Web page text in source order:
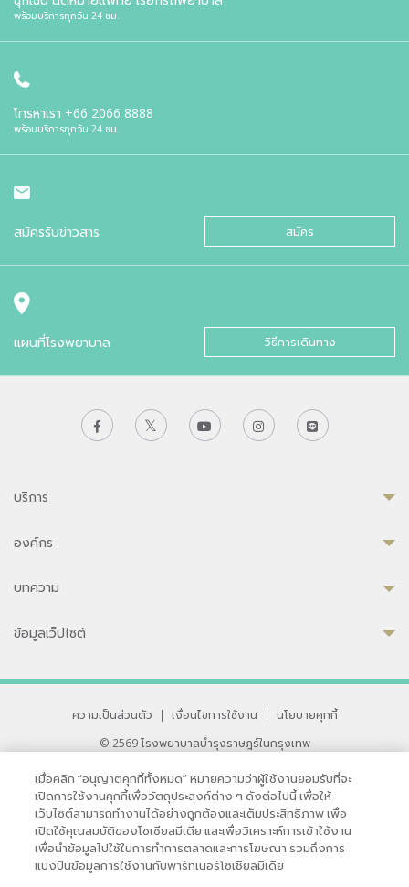
พร้อมบริการทุกวัน 24 ชม.
โทรหาเรา +66 2066 8888
พร้อมบริการทุกวัน 24 ชม.
สมัครรับข่าวสาร สมัคร
แผนที่โรงพยาบาล วิธีการเดินทาง
บริการ
องค์กร
บทความ
ข้อมูลเว็ปไซต์
ความเป็นส่วนตัว | เงื่อนไขการใช้งาน |
นโยบายคุกกี้
© 2569 โรงพยาบาลบำรุงราษฎร์ในกรุงเทพ
33 สุขุมวิท ซอย 3 เขตวัฒนา กรุงเทพ 10110 ประเทศไทย
หากท่านมีข้อคิดเห็นหรือปัญหาในการใช้เว็บไซต์ของเรา
เมื่อคลิก “อนุญาตคุกกี้ทั้งหมด” หมายความว่าผู้ใช้งานยอมรับที่จะ
เปิดการใช้งานคุกกี้เพื่อวัตถุประสงค์ต่าง ๆ ดังต่อไปนี้ เพื่อให้
เว็บไซต์สามารถทำงานได้อย่างถูกต้องและเต็มประสิทธิภาพ เพื่อ
เปิดใช้คุณสมบัติของโซเชียลมีเดีย และเพื่อวิเคราะห์การเข้าใช้งาน
เพื่อนำข้อมูลไปใช้ในการทำการตลาดและการโฆษณา รวมถึงการ
แบ่งปันข้อมูลการใช้งานกับพาร์ทเนอร์โซเชียลมีเดีย